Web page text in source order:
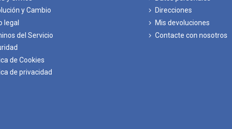
y Cambio
legal
del Servicio
de Cookies
de privacidad
Direcciones
Mis devoluciones
Contacte con nosotros